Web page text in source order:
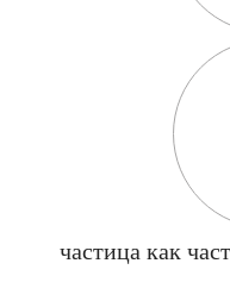
частица как